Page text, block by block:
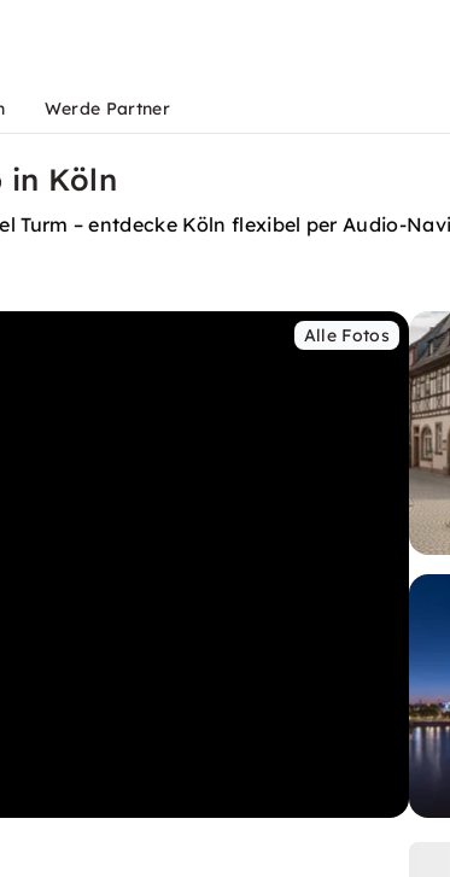
Werde Partner
in Köln
Turm – entdecke Köln flexibel per Audio-
Alle Fotos